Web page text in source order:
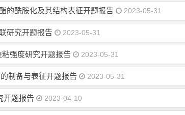
的酰胺化及其结构表征开题报告 2023-05-31
研究开题报告 2023-05-31
强度研究开题报告 2023-05-31
制备与表征开题报告 2023-05-31
开题报告 2023-04-10